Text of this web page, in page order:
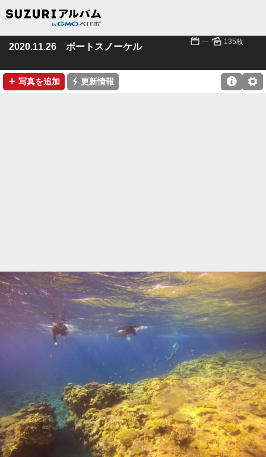
2020.11.26 ボートスノーケル 📅 --- 🌄 135枚
➕ 写真を追加 ⚡ 更新情報 ⚙
